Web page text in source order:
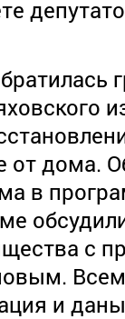
дома.
в
с
и